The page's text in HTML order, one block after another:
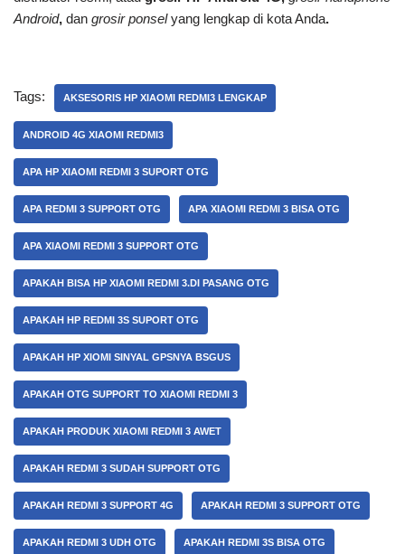
Android, dan grosir ponselyang lengkap di kota Anda.
Tags: AKSESORIS HP XIAOMI REDMI3 LENGKAP
ANDROID 4G XIAOMI REDMI3
APA HP XIAOMI REDMI 3 SUPORT OTG
APA REDMI 3 SUPPORT OTG APA XIAOMI REDMI 3 BISA OTG
APA XIAOMI REDMI 3 SUPPORT OTG
APAKAH BISA HP XIAOMI REDMI 3.DI PASANG OTG
APAKAH HP REDMI 3S SUPORT OTG
APAKAH HP XIOMI SINYAL GPSNYA BSGUS
APAKAH OTG SUPPORT TO XIAOMI REDMI 3
APAKAH PRODUK XIAOMI REDMI 3 AWET
APAKAH REDMI 3 SUDAH SUPPORT OTG
APAKAH REDMI 3 SUPPORT 4G APAKAH REDMI 3 SUPPORT OTG
APAKAH REDMI 3 UDH OTG APAKAH REDMI 3S BISA OTG